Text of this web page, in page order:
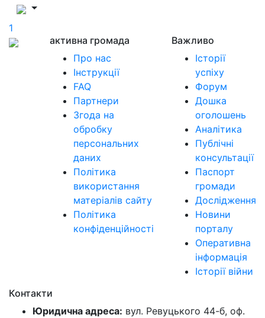
1
активна громада
Про нас
Інструкції
FAQ
Партнери
Згода на
обробку
персональних
даних
Політика
використання
матеріалів сайту
Політика
конфіденційності
Важливо
Історії
успіху
Форум
Дошка
оголошень
Аналітика
Публічні
консультації
Паспорт
громади
Дослідження
Новини
порталу
Оперативна
інформація
Історії війни
Контакти
Юридична адреса: вул. Ревуцького 44-б, оф.